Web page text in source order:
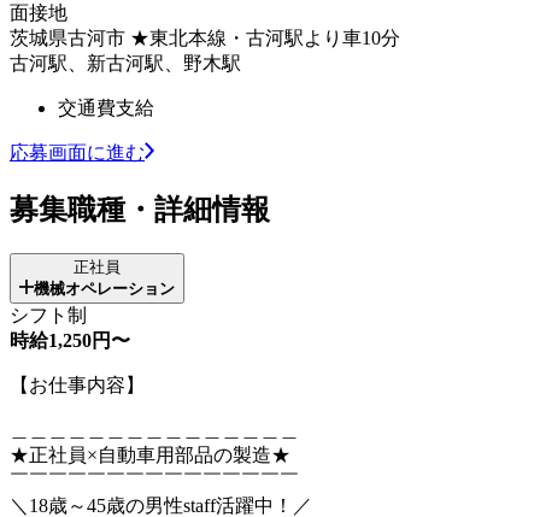
面接地
茨城県古河市 ★東北本線・古河駅より車10分
古河駅、新古河駅、野木駅
交通費支給
応募画面に進む
募集職種・詳細情報
正社員
機械オペレーション
シフト制
時給1,250円〜
【お仕事内容】
★正社員×自動車用部品の製造★
￣￣￣￣￣￣￣￣￣￣￣￣￣￣￣
＼18歳～45歳の男性staff活躍中！／